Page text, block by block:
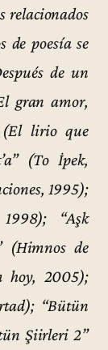
relacionados
de poesía se
de un
gran amor,
(El lirio que
(To İpek,
1995);
“Aşk
(Himnos de
hoy, 2005);
“Bütün
Şiirleri 2”